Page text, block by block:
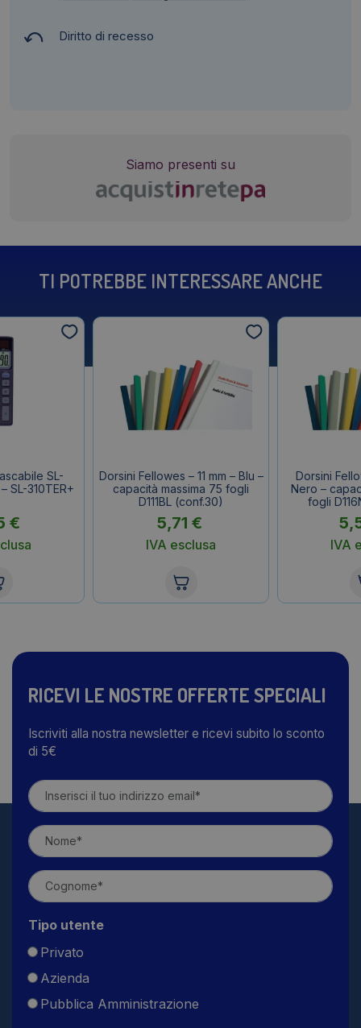
Diritto di recesso
Siamo presenti su
TI POTREBBE INTERESSARE ANCHE
SL-
SL-310TER+
€
Dorsini Fellowes – 11 mm – Blu –
capacità massima 75 fogli
D111BL (conf.30)
5,71 €
IVA esclusa
Dorsini
Nero –
fogli
IVA
RICEVI LE NOSTRE OFFERTE SPECIALI
Iscriviti alla nostra newsletter e ricevi subito lo sconto
di 5€
Tipo utente
Privato
Azienda
Pubblica Amministrazione